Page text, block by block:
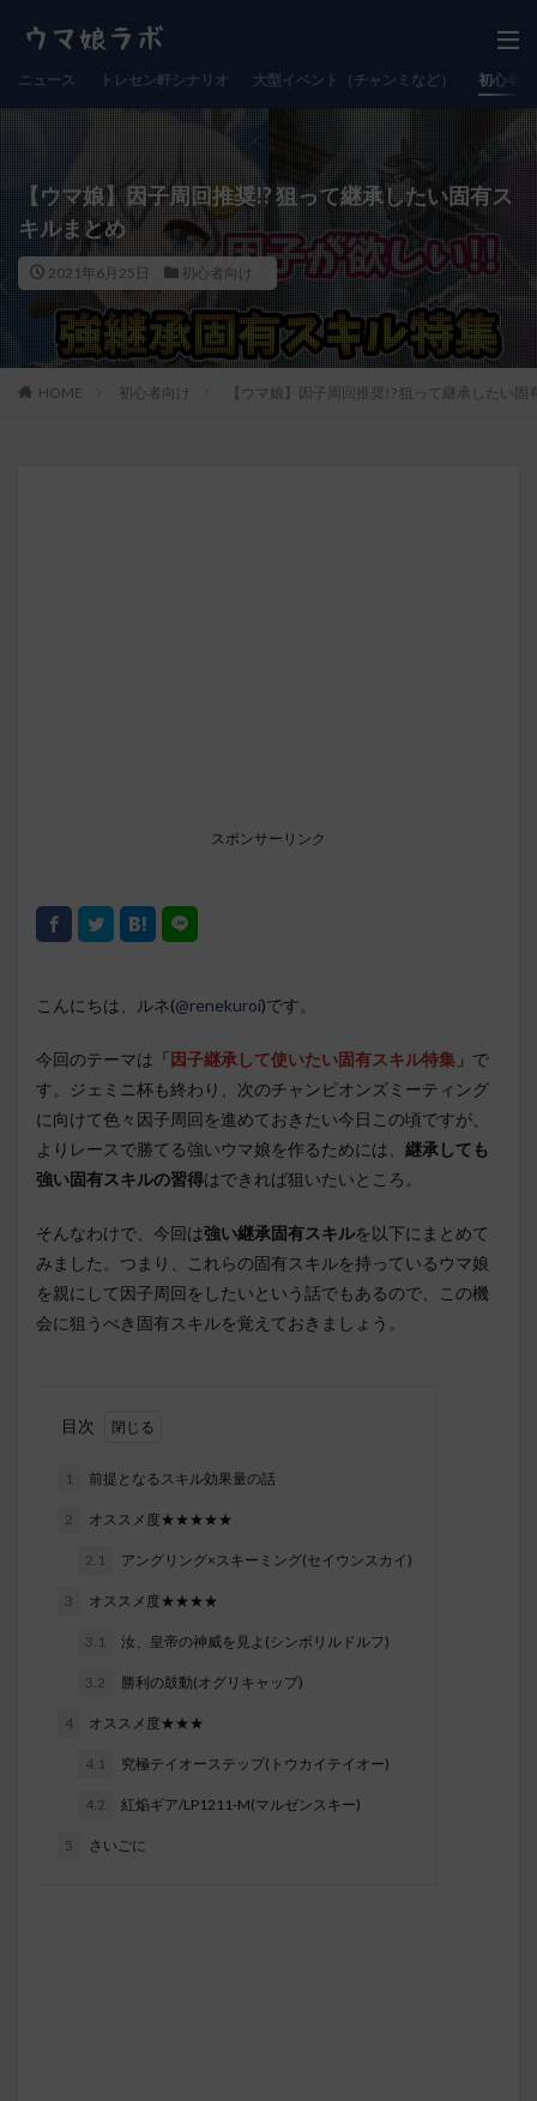
ニュース トレセン軒シナリオ 大型イベント（チャンミなど） 初心者
【ウマ娘】因子周回推奨!? 狙って継承したい固有ス
キルまとめ
2021年6月25日 初心者向け
HOME 初心者向け 【ウマ娘】因子周回推奨!? 狙って継承したい固
スポンサーリンク
こんにちは、ルネ(@renekuroi)です。
今回のテーマは 「因子継承して使いたい固有スキル特集」 で
す。ジェミニ杯も終わり、次のチャンピオンズミーティング
に向けて色々因子周回を進めておきたい今日この頃ですが、
よりレースで勝てる強いウマ娘を作るためには、 継承しても
強い固有スキルの習得はできれば狙いたいところ。
そんなわけで、今回は強い継承固有スキルを以下にまとめて
みました。つまり、これらの固有スキルを持っているウマ娘
を親にして因子周回をしたいという話でもあるので、この機
会に狙うべき固有スキルを覚えておきましょう。
目次
1 前提となるスキル効果量の話
2 オススメ度★★★★★
2.1 アングリング×スキーミング(セイウンスカイ)
3 オススメ度★★★★
3.1 汝、皇帝の神威を見よ(シンボリルドルフ)
3.2 勝利の鼓動(オグリキャップ)
4 オススメ度★★★
4.1 究極テイオーステップ(トウカイテイオー)
4.2 紅焔ギア/LP1211-M(マルゼンスキー)
5 さいごに